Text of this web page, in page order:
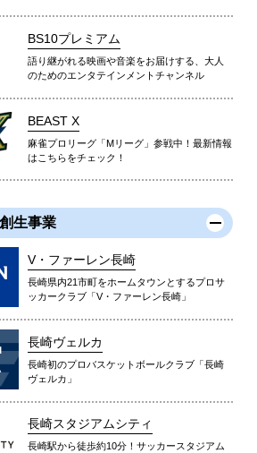
BS10プレミアム
語り継がれる映画や音楽をお届けする、大人
のためのエンタテインメントチャンネル
BEAST X
麻雀プロリーグ「Mリーグ」参戦中！最新情報
はこちらをチェック！
生事業
V・ファーレン長崎
長崎県内21市町をホームタウンとするプロサ
ッカークラブ「V・ファーレン長崎」
長崎ヴェルカ
長崎初のプロバスケットボールクラブ「長崎
ヴェルカ」
長崎スタジアムシティ
長崎駅から徒歩約10分！サッカースタジアム